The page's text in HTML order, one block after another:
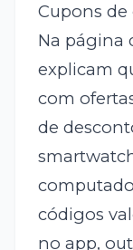
Cupons
Na página
explicam
com
de
códigos
no app,